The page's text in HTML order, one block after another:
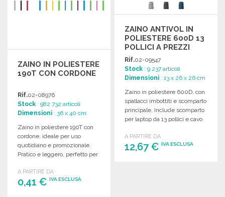
ZAINO IN POLIESTERE
190T CON CORDONE
Rif.02-08976
Stock : 982 732 articoli
Dimensioni : 36 x 40 cm
Zaino in poliestere 190T con
cordone, ideale per uso
quotidiano e promozionale.
Pratico e leggero, perfetto per
A PARTIRE DA
0,41 € IVA ESCLUSA
ZAINO ANTIVOL IN
POLIESTERE 600D 13
POLLICI A PREZZI
ALL'INGROSSO
Rif.02-09547
Stock : 9 237 articoli
Dimensioni : 13 x 26 x 26 cm
Zaino in poliestere 600D, con
spallacci imbottiti e scomparto
principale. Include scomparto
per laptop da 13 pollici e cavo
A PARTIRE DA
12,67 €IVA ESCLUSA